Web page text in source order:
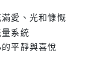
愛、光和慷慨
系統
平靜與喜悅